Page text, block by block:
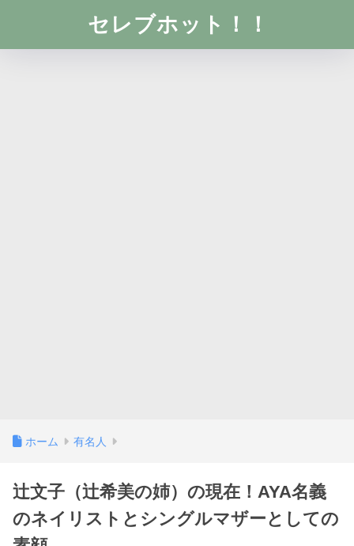
セレブホット！！
ホーム 有名人
辻文子（辻希美の姉）の現在！AYA名義
のネイリストとシングルマザーとしての